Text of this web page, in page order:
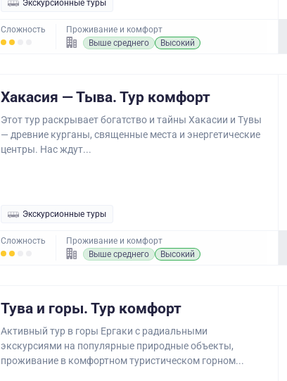
Экскурсионные туры
Сложность
Проживание и комфорт
Выше среднего
Высокий
Хакасия — Тыва. Тур комфорт
Этот тур раскрывает богатство и тайны Хакасии и Тувы
— древние курганы, священные места и энергетические
центры. Нас ждут...
Экскурсионные туры
Сложность
Проживание и комфорт
Выше среднего
Высокий
Тува и горы. Тур комфорт
Активный тур в горы Ергаки с радиальными
экскурсиями на популярные природные объекты,
проживание в комфортном туристическом горном...